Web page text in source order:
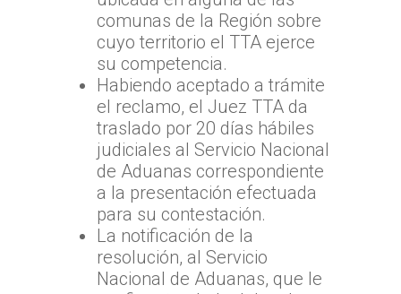
comunas de la Región sobre
cuyo territorio el TTA ejerce
su competencia.
Habiendo aceptado a trámite
el reclamo, el Juez TTA da
traslado por 20 días hábiles
judiciales al Servicio Nacional
de Aduanas correspondiente
a la presentación efectuada
para su contestación.
La notificación de la
resolución, al Servicio
Nacional de Aduanas, que le